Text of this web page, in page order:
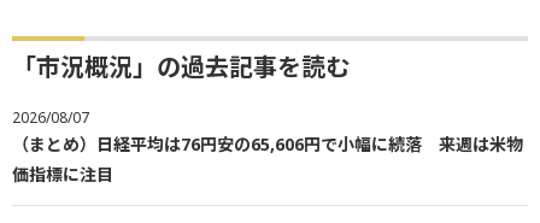
「市況概況」の過去記事を読む
2026/08/07
（まとめ）日経平均は76円安の65,606円で小幅に続落 来週は米物
価指標に注目